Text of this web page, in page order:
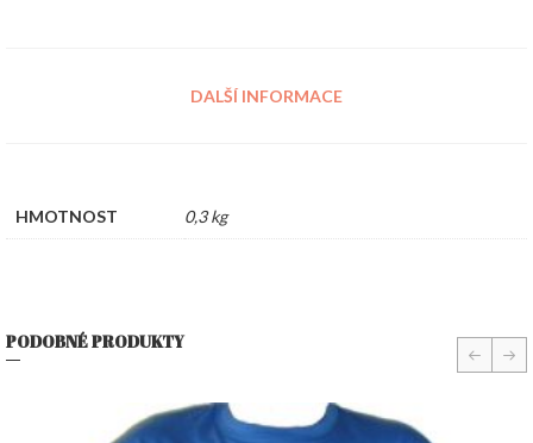
DALŠÍ INFORMACE
HMOTNOST 0,3 kg
PODOBNÉ PRODUKTY prev